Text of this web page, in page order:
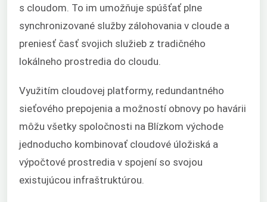
s cloudom. To im umožňuje spúšťať plne
synchronizované služby zálohovania v cloude a
preniesť časť svojich služieb z tradičného
lokálneho prostredia do cloudu.
Využitím cloudovej platformy, redundantného
sieťového prepojenia a možností obnovy po havárii
môžu všetky spoločnosti na Blízkom východe
jednoducho kombinovať cloudové úložiská a
výpočtové prostredia v spojení so svojou
existujúcou infraštruktúrou.